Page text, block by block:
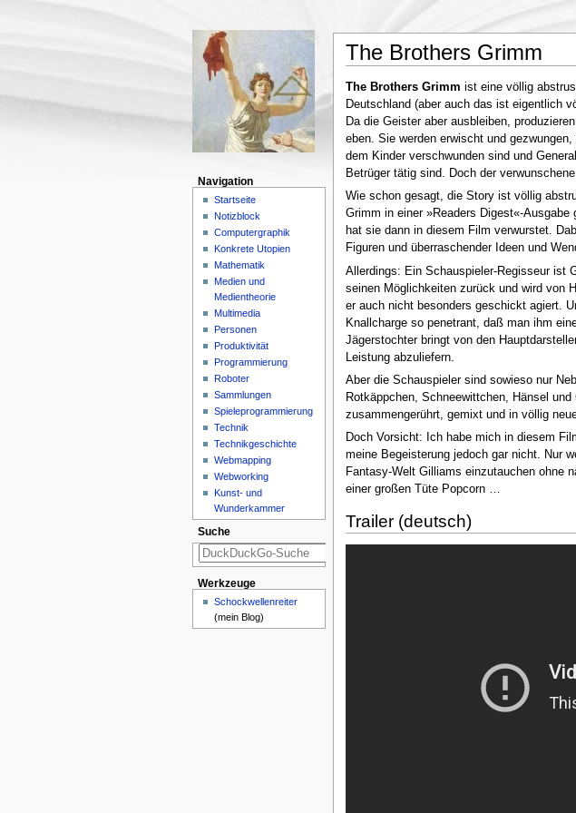
The Brothers Grimm
The Brothers Grimm ist eine völlig
Deutschland (aber auch das ist eigentlich
Da die Geister aber ausbleiben,
eben. Sie werden erwischt und
dem Kinder verschwunden sind und
Betrüger tätig sind. Doch der
Wie schon gesagt, die Story ist völlig
Grimm in einer »Readers Digest«-
hat sie dann in diesem Film verwurstet.
Figuren und überraschender Ideen und
Allerdings: Ein Schauspieler-Regisseur ist
seinen Möglichkeiten zurück und wird von
er auch nicht besonders geschickt agiert.
Knallcharge so penetrant, daß man ihm
Jägerstochter bringt von den
Leistung abzuliefern.
Aber die Schauspieler sind sowieso nur
Rotkäppchen, Schneewittchen, Hänsel
zusammengerührt, gemixt und in völlig
Doch Vorsicht: Ich habe mich in diesem
meine Begeisterung jedoch gar nicht. Nur
Fantasy-Welt Gilliams einzutauchen ohne
einer großen Tüte Popcorn …
Trailer (deutsch)
Navigation
Startseite
Notizblock
Computergraphik
Konkrete Utopien
Mathematik
Medien und
Medientheorie
Multimedia
Personen
Produktivität
Programmierung
Roboter
Sammlungen
Spieleprogrammierung
Technik
Technikgeschichte
Webmapping
Webworking
Kunst- und
Wunderkammer
Suche
Werkzeuge
Schockwellenreiter
(mein Blog)